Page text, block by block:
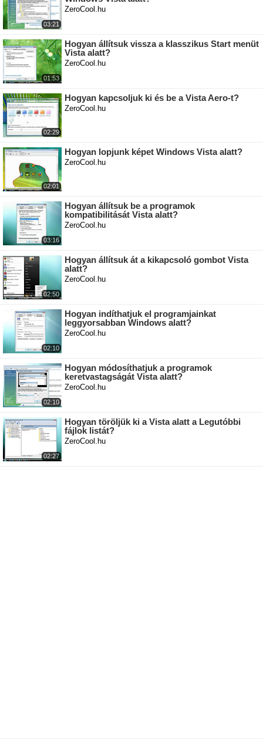
03:21
ZeroCool.hu
01:53
Hogyan állítsuk vissza a klasszikus Start menüt
Vista alatt?
ZeroCool.hu
02:29
Hogyan kapcsoljuk ki és be a Vista Aero-t?
ZeroCool.hu
02:01
Hogyan lopjunk képet Windows Vista alatt?
ZeroCool.hu
03:16
Hogyan állítsuk be a programok
kompatibilitását Vista alatt?
ZeroCool.hu
02:50
Hogyan állítsuk át a kikapcsoló gombot Vista
alatt?
ZeroCool.hu
02:10
Hogyan indíthatjuk el programjainkat
leggyorsabban Windows alatt?
ZeroCool.hu
02:10
Hogyan módosíthatjuk a programok
keretvastagságát Vista alatt?
ZeroCool.hu
02:27
Hogyan töröljük ki a Vista alatt a Legutóbbi
fájlok listát?
ZeroCool.hu